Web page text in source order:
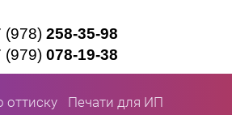
(978) 258-35-98
(979) 078-19-38
оттиску Печати для ИП